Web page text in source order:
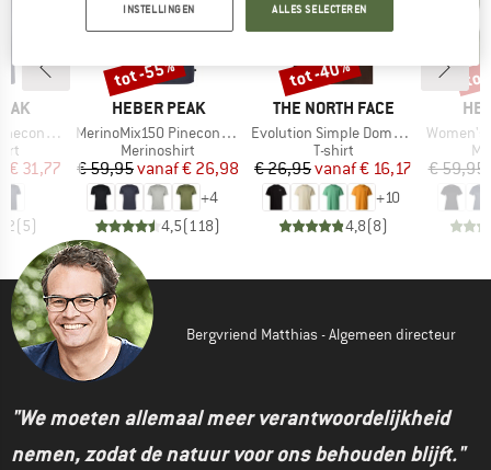
T-Shirt
prijs
€ 31,77
(5)
MERK
HEBER PEAK
Artikel
MerinoMix150 PineconeHe. II T-Shirt
Productgroep
Merinoshirt
Prijs
€ 59,95 Verlaagde prijs
vanaf€ 26,98
+4
4,5(118)
Korting
tot -55%
MERK
THE NORTH FACE
Artikel
Evolution Simple Dome Short Sleeve
Productgroep
T-shirt
Prijs
€ 26,95 Verlaagde prijs
vanaf€ 16,17
+10
4,8(8)
Korting
tot -40%
Artikel
Women's
€ 59,95
tot
Bergvriend Matthias - Algemeen directeur
"We moeten allemaal meer verantwoordelijkheid
nemen, zodat de natuur voor ons behouden blijft."
INSTELLINGEN ALLES SELECTEREN